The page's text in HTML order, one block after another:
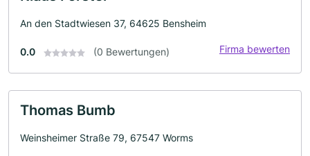
An den Stadtwiesen 37, 64625 Bensheim
0.0 (0 Bewertungen) Firma bewerten
Thomas Bumb
Weinsheimer Straße 79, 67547 Worms